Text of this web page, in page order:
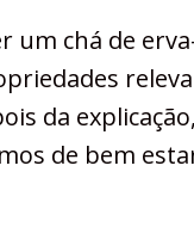
um chá de
da
de bem